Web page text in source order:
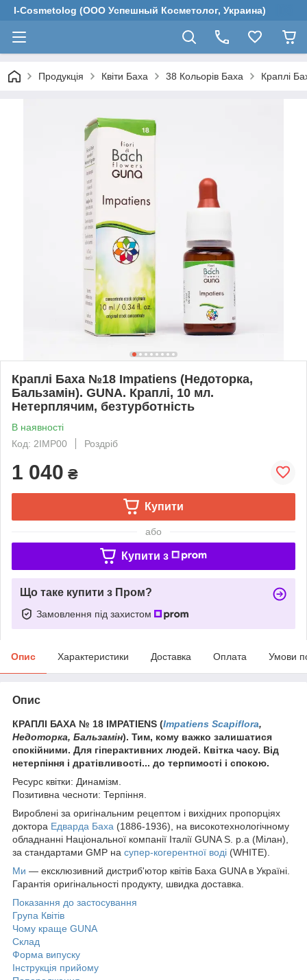
I-Cosmetolog (ООО Успешный Косметолог, Украина)
Продукція Квіти Баха 38 Кольорів Баха Краплі
Краплі Баха №18 Impatiens (Недоторка,
Бальзамін). GUNA. Краплі, 10 мл.
Нетерплячим, безтурботність
В наявності
Код: 2IMP00
Роздріб
1 040 ₴
Купити
або
Купити з
Що таке купити з Пром?
Замовлення під захистом
Опис Характеристики Доставка Оплата Умови
Опис
КРАПЛІ БАХА № 18 IMPATIENS (Impatiens Scapiflora,
Недоторка, Бальзамін). Тим, кому важко залишатися
спокійними. Для гіперактивних людей. Квітка часу. Від
нетерпіння і дратівливості... до терпимості і спокою.
Ресурс квітки: Динамізм.
Позитивна чесноти: Терпіння.
Вироблені за оригінальним рецептом і вихідних пропорціях
доктора Едварда Баха (1886-1936), на високотехнологічному
обладнанні Національної компанії Італії GUNA S. p.a (Мілан),
за стандартами GMP на супер-когерентної воді (WHITE).
Ми — ексклюзивний дистриб'ютор квітів Баха GUNA в Україні.
Гарантія оригінальності продукту, швидка доставка.
Показання до застосування
Група Квітів
Чому краще GUNA
Склад
Форма випуску
Інструкція прийому